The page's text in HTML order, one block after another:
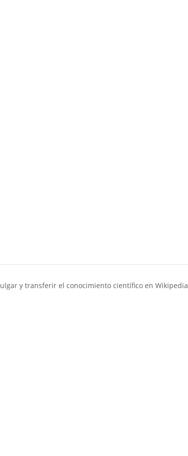
y transferir el conocimiento científico en Wikipedia